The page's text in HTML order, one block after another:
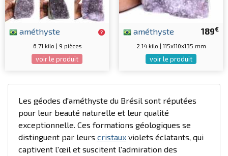
améthyste
6.71 kilo | 9 pièces
voir le produit
189€
améthyste
2.14 kilo | 115x110x135 mm
voir le produit
Les géodes d'améthyste du Brésil sont réputées
pour leur beauté naturelle et leur qualité
exceptionnelle. Ces formations géologiques se
distinguent par leurs cristaux violets éclatants, qui
captivent l'œil et suscitent l'admiration des